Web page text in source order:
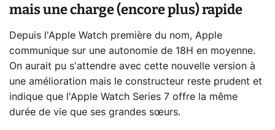
mais une charge (encore plus) rapide
Depuis l'Apple Watch première du nom, Apple
communique sur une autonomie de 18H en moyenne.
On aurait pu s'attendre avec cette nouvelle version à
une amélioration mais le constructeur reste prudent et
indique que l'Apple Watch Series 7 offre la même
durée de vie que ses grandes sœurs.